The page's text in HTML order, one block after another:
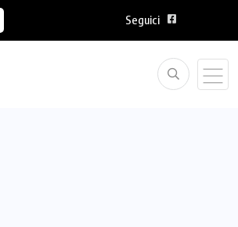
Seguici